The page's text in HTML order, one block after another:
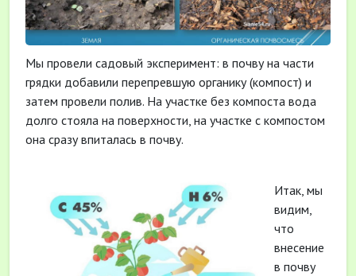
Мы провели садовый эксперимент: в почву на части
грядки добавили перепревшую органику (компост) и
затем провели полив. На участке без компоста вода
долго стояла на поверхности, на участке с компостом
она сразу впиталась в почву.
Итак, мы
видим,
что
внесение
в почву